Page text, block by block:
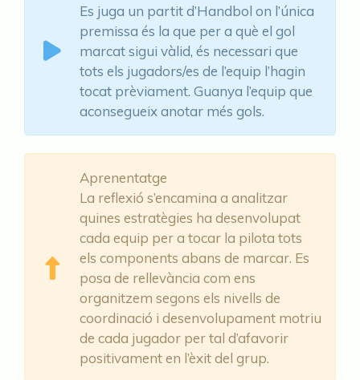
Es juga un partit d’Handbol on l’única
premissa és la que per a què el gol
marcat sigui vàlid, és necessari que
tots els jugadors/es de l’equip l’hagin
tocat prèviament. Guanya l’equip que
aconsegueix anotar més gols.
Aprenentatge
La reflexió s’encamina a analitzar
quines estratègies ha desenvolupat
cada equip per a tocar la pilota tots
els components abans de marcar. Es
posa de rellevància com ens
organitzem segons els nivells de
coordinació i desenvolupament motriu
de cada jugador per tal d’afavorir
positivament en l’èxit del grup.